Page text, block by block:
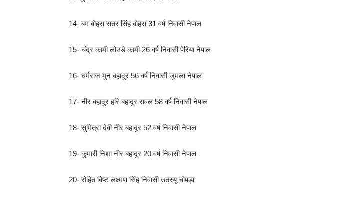
14- बम बोहरा सतर सिंह बोहरा 31 वर्ष निवासी नेपाल
15- चंद्र कामी लोउडे कामी 26 वर्ष निवासी पेरिया नेपाल
16- धर्मराज मुन बहादुर 56 वर्ष निवासी जुमला नेपाल
17- नीर बहादुर हरि बहादुर रावल 58 वर्ष निवासी नेपाल
18- सुमित्रा देवी नीर बहादुर 52 वर्ष निवासी नेपाल
19- कुमारी निशा नीर बहादुर 20 वर्ष निवासी नेपाल
20- रोहित बिष्ट लक्ष्मण सिंह निवासी उतस्यू चोपड़ा